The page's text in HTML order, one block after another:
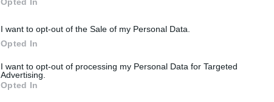
I want to opt-out of the Sale of my Personal Data.
Opted In
I want to opt-out of processing my Personal Data for Targeted
Advertising.
Opted In